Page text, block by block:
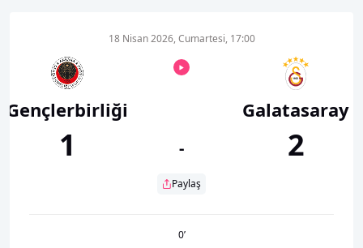
Gençlerbirliği
1
18 Nisan 2026, Cumartesi, 17:00
-
Paylaş
Galatasaray
2
0’